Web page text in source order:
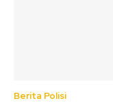
Berita Polisi